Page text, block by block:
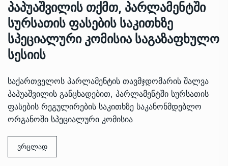
პაპუაშვილის თქმთ, პარლამენტში
სურსათის ფასების საკითხზე
სპეციალური კომისია საგაზაფხულო
სესიის
საქართველოს პარლამენტის თავმჯდომარის შალვა
პაპუაშვილის განცხადებით, პარლამენტში სურსათის
ფასების რეგულირების საკითხზე საკანონმდებლო
ორგანოში სპეციალური კომისია
ვრცლად